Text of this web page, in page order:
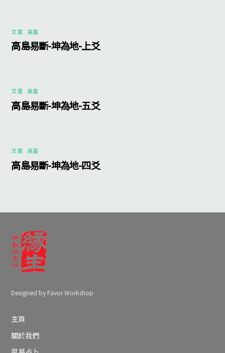
文章 高島
高島易斷-坤為地-上爻
文章 高島
高島易斷-坤為地-五爻
文章 高島
高島易斷-坤為地-四爻
Designed by Favor Workshop
主頁
關於我們